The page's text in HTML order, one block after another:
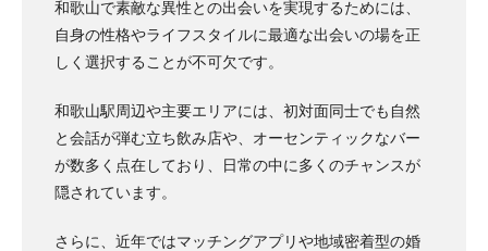
和歌山で素敵な異性との出会いを実現するためには、
自身の性格やライフスタイルに最適な出会いの場を正
しく選択することが不可欠です。
和歌山駅周辺や主要エリアには、初対面同士でも自然
と会話が弾む立ち飲み店や、オーセンティックなバー
が数多く点在しており、日常の中に多くのチャンスが
隠されています。
さらに、近年ではマッチングアプリや地域密着型の婚